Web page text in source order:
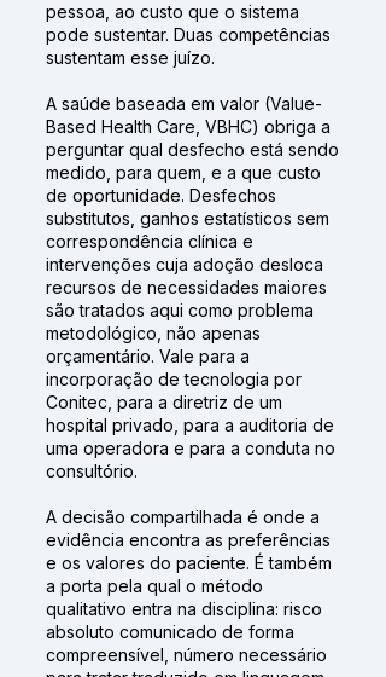
pessoa, ao custo que o sistema
pode sustentar. Duas competências
sustentam esse juízo.
A saúde baseada em valor (Value-
Based Health Care, VBHC) obriga a
perguntar qual desfecho está sendo
medido, para quem, e a que custo
de oportunidade. Desfechos
substitutos, ganhos estatísticos sem
correspondência clínica e
intervenções cuja adoção desloca
recursos de necessidades maiores
são tratados aqui como problema
metodológico, não apenas
orçamentário. Vale para a
incorporação de tecnologia por
Conitec, para a diretriz de um
hospital privado, para a auditoria de
uma operadora e para a conduta no
consultório.
A decisão compartilhada é onde a
evidência encontra as preferências
e os valores do paciente. É também
a porta pela qual o método
qualitativo entra na disciplina: risco
absoluto comunicado de forma
compreensível, número necessário